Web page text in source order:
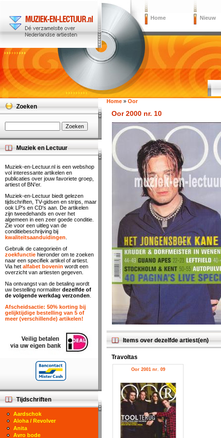
Home Nieuw
Home » Oor
Oor 2000 nr. 10
Items over dezelfde artiest(en)
Travoltas
Oor 2001 nr. 09
Zoeken
Muziek en Lectuur
Muziek-en-Lectuur.nl is een webshop
vol interessante artikelen en
publicaties over jouw favoriete groep,
artiest of BN'er.
Muziek-en-Lectuur biedt gelezen
tijdschriften, TV-gidsen en strips, maar
ook LP's en CD's aan. De artikelen
zijn tweedehands en over het
algemeen in een zeer goede conditie.
Zie voor een uitleg van de
conditiebeschrijving bij
kwaliteitsaanduidingen
Gebruik de categorieën of
zoekfunctie hieronder om te zoeken
naar een specifiek artikel of artiest.
Via het alfabet bovenin wordt een
overzicht van artiesten gegeven.
Na ontvangst van de betaling wordt
uw bestelling normaliter dezelfde of
de volgende werkdag verzonden
Afscheidsactie: 50% korting bij
gelijktijdige bestelling van 5 of
meer (verschillende) artikelen!
Tijdschriften
Aardschok
Aloha / Revolver
Anita
Avro bode